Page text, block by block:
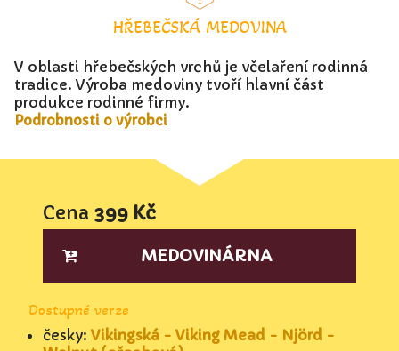
HŘEBEČSKÁ MEDOVINA
V oblasti hřebečských vrchů je včelaření rodinná
tradice. Výroba medoviny tvoří hlavní část
produkce rodinné firmy.
Podrobnosti o výrobci
Cena 399 Kč
MEDOVINÁRNA
Dostupné verze
česky: Vikingská - Viking Mead - Njörd -